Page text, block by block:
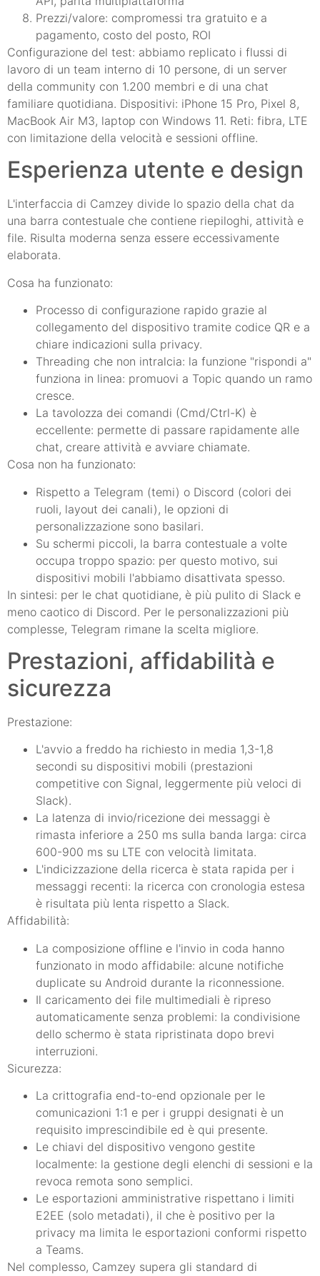
Prezzi/valore: compromessi tra gratuito e a
pagamento, costo del posto, ROI
Configurazione del test: abbiamo replicato i flussi di
lavoro di un team interno di 10 persone, di un server
della community con 1.200 membri e di una chat
familiare quotidiana. Dispositivi: iPhone 15 Pro, Pixel 8,
MacBook Air M3, laptop con Windows 11. Reti: fibra, LTE
con limitazione della velocità e sessioni offline.
Esperienza utente e design
L'interfaccia di Camzey divide lo spazio della chat da
una barra contestuale che contiene riepiloghi, attività e
file. Risulta moderna senza essere eccessivamente
elaborata.
Cosa ha funzionato:
Processo di configurazione rapido grazie al
collegamento del dispositivo tramite codice QR e a
chiare indicazioni sulla privacy.
Threading che non intralcia: la funzione "rispondi a"
funziona in linea: promuovi a Topic quando un ramo
cresce.
La tavolozza dei comandi (Cmd/Ctrl-K) è
eccellente: permette di passare rapidamente alle
chat, creare attività e avviare chiamate.
Cosa non ha funzionato:
Rispetto a Telegram (temi) o Discord (colori dei
ruoli, layout dei canali), le opzioni di
personalizzazione sono basilari.
Su schermi piccoli, la barra contestuale a volte
occupa troppo spazio: per questo motivo, sui
dispositivi mobili l'abbiamo disattivata spesso.
In sintesi: per le chat quotidiane, è più pulito di Slack e
meno caotico di Discord. Per le personalizzazioni più
complesse, Telegram rimane la scelta migliore.
Prestazioni, affidabilità e
sicurezza
Prestazione:
L'avvio a freddo ha richiesto in media 1,3-1,8
secondi su dispositivi mobili (prestazioni
competitive con Signal, leggermente più veloci di
Slack).
La latenza di invio/ricezione dei messaggi è
rimasta inferiore a 250 ms sulla banda larga: circa
600-900 ms su LTE con velocità limitata.
L'indicizzazione della ricerca è stata rapida per i
messaggi recenti: la ricerca con cronologia estesa
è risultata più lenta rispetto a Slack.
Affidabilità:
La composizione offline e l'invio in coda hanno
funzionato in modo affidabile: alcune notifiche
duplicate su Android durante la riconnessione.
Il caricamento dei file multimediali è ripreso
automaticamente senza problemi: la condivisione
dello schermo è stata ripristinata dopo brevi
interruzioni.
Sicurezza:
La crittografia end-to-end opzionale per le
comunicazioni 1:1 e per i gruppi designati è un
requisito imprescindibile ed è qui presente.
Le chiavi del dispositivo vengono gestite
localmente: la gestione degli elenchi di sessioni e la
revoca remota sono semplici.
Le esportazioni amministrative rispettano i limiti
E2EE (solo metadati), il che è positivo per la
privacy ma limita le esportazioni conformi rispetto
a Teams.
Nel complesso, Camzey supera gli standard di